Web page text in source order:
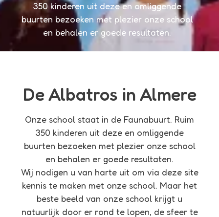
350 kinderen uit deze en omliggende
buurten bezoeken met plezier onze school
en behalen er goede resultaten.
De Albatros in Almere
Onze school staat in de Faunabuurt. Ruim
350 kinderen uit deze en omliggende
buurten bezoeken met plezier onze school
en behalen er goede resultaten.
Wij nodigen u van harte uit om via deze site
kennis te maken met onze school. Maar het
beste beeld van onze school krijgt u
natuurlijk door er rond te lopen, de sfeer te